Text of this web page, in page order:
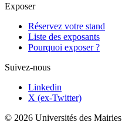
Exposer
Réservez votre stand
Liste des exposants
Pourquoi exposer ?
Suivez-nous
Linkedin
X (ex-Twitter)
© 2026 Universités des Mairies